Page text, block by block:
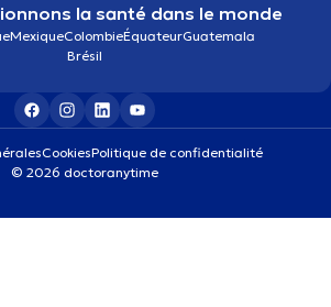
la santé dans le monde
MexiqueColombieÉquateurGuatemala
Brésil
CookiesPolitique de confidentialité
© 2026 doctoranytime